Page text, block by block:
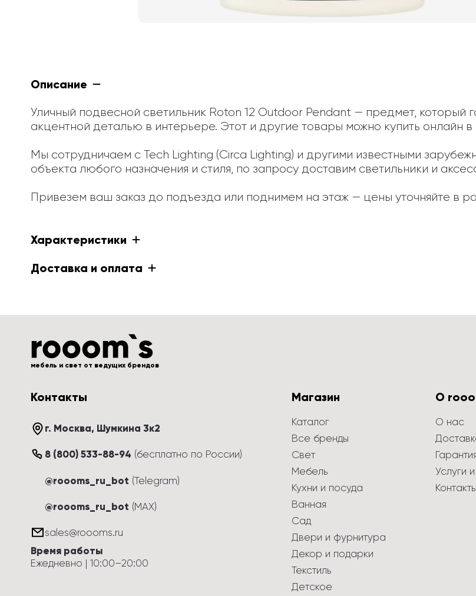
Описание
Уличный подвесной светильник Roton 12 Outdoor Pendant — предмет, который
акцентной деталью в интерьере. Этот и другие товары можно купить онлайн
Мы сотрудничаем с Tech Lighting (Circa Lighting) и другими известными
объекта любого назначения и стиля, по запросу доставим светильники и
Привезем ваш заказ до подъезда или поднимем на этаж — цены уточняйте в
Характеристики
Доставка и оплата
мебель и свет от ведущих брендов
Контакты
г. Москва, Шумкина 3к2
8 (800) 533-88-94 (бесплатно по России)
@roooms_ru_bot (Telegram)
@roooms_ru_bot (MAX)
sales@roooms.ru
Время работы
Ежедневно | 10:00–20:00
Магазин
Каталог
Все бренды
Свет
Мебель
Кухни и посуда
Ванная
Сад
Двери и фурнитура
Декор и подарки
Текстиль
Детское
О
О нас
Услуги
Контакты